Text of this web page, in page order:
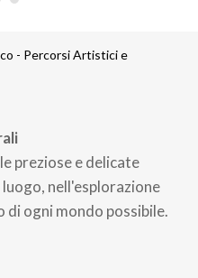
- Percorsi Artistici e
preziose e delicate
nell'esplorazione
ogni mondo possibile.